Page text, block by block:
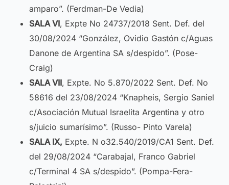
amparo”. (Ferdman-De Vedia)
SALA VI, Expte No 24737/2018 Sent. Def. del
30/08/2024 “González, Ovidio Gastón c/Aguas
Danone de Argentina SA s/despido”. (Pose-
Craig)
SALA VII, Expte. No 5.870/2022 Sent. Def. No
58616 del 23/08/2024 “Knapheis, Sergio Saniel
c/Asociación Mutual Israelita Argentina y otro
s/juicio sumarísimo”. (Russo- Pinto Varela)
SALA IX, Expte. N o32.540/2019/CA1 Sent. Def.
del 29/08/2024 “Carabajal, Franco Gabriel
c/Terminal 4 SA s/despido”. (Pompa-Fera-